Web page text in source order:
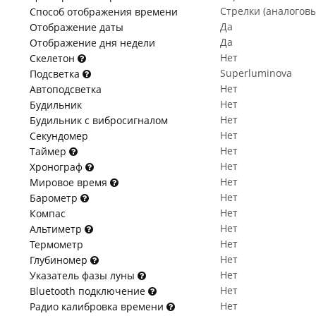
Способ отображения времени
Стрелки
Отображение даты
Да
Отображение дня недели
Да
Скелетон
Нет
Подсветка
Superluminova
Автоподсветка
Нет
Будильник
Нет
Будильник с вибросигналом
Нет
Секундомер
Нет
Таймер
Нет
Хронограф
Нет
Мировое время
Нет
Барометр
Нет
Компас
Нет
Альтиметр
Нет
Термометр
Нет
Глубиномер
Нет
Указатель фазы луны
Нет
Bluetooth подключение
Нет
Радио калибровка времени
Нет